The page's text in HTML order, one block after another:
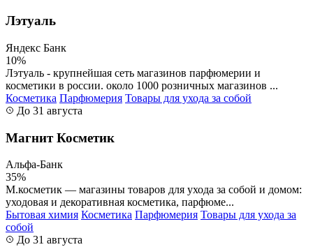
Лэтуаль
Яндекс Банк
10%
Лэтуаль - крупнейшая сеть магазинов парфюмерии и
косметики в россии. около 1000 розничных магазинов ...
Косметика Парфюмерия Товары для ухода за собой
До 31 августа
Магнит Косметик
Альфа-Банк
35%
М.косметик — магазины товаров для ухода за собой и домом:
уходовая и декоративная косметика, парфюме...
Бытовая химия Косметика Парфюмерия Товары для ухода за
собой
До 31 августа